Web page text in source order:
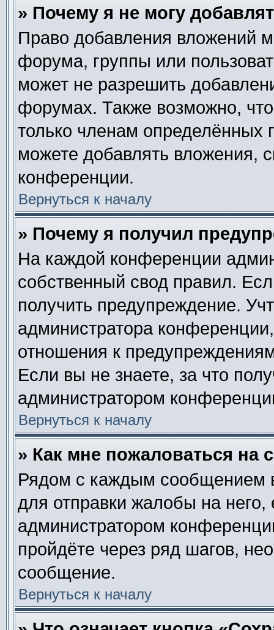
» Почему я не могу
Право добавления вложений
форума, группы или
может не разрешить
форумах. Также возможно,
только членам определённых
можете добавлять вложения,
конференции.
Вернуться к началу
» Почему я получил
На каждой конференции
собственный свод правил.
получить предупреждение.
администратора
отношения к
Если вы не знаете, за что
администратором
Вернуться к началу
» Как мне пожаловаться на
Рядом с каждым сообщением
для отправки жалобы на него,
администратором
пройдёте через ряд шагов,
сообщение.
Вернуться к началу